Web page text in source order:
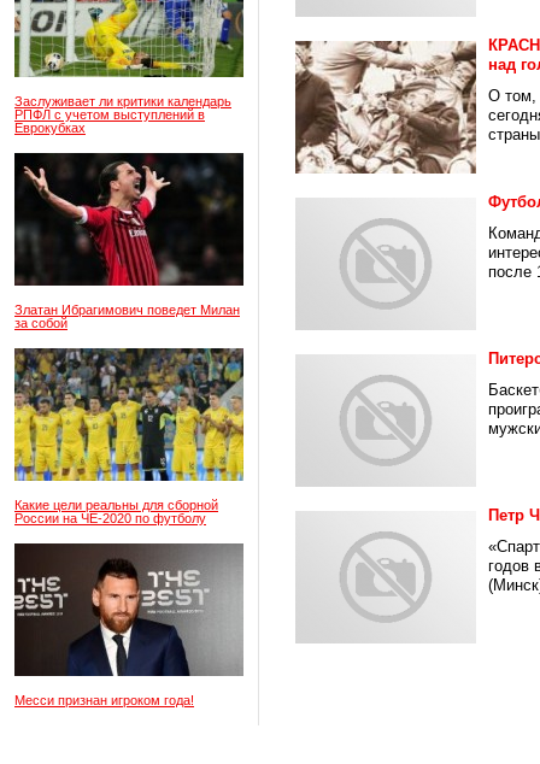
Заслуживает ли критики календарь
РПФЛ с учетом выступлений в
Еврокубках
Златан Ибрагимович поведет Милан
за собой
Какие цели реальны для сборной
России на ЧЕ-2020 по футболу
Месси признан игроком года!
над
О том,
после
Петр
годов